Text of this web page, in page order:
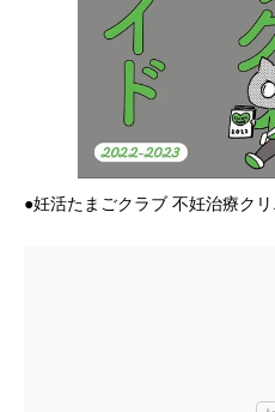
●妊活たまごクラブ 不妊治療ク